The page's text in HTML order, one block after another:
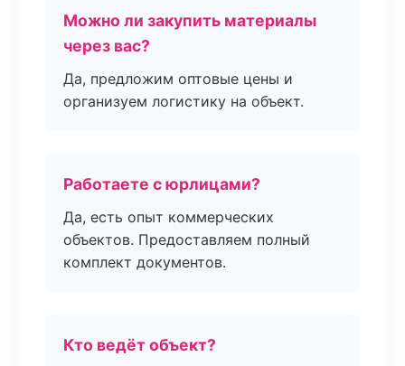
Можно ли закупить материалы
через вас?
Да, предложим оптовые цены и
организуем логистику на объект.
Работаете с юрлицами?
Да, есть опыт коммерческих
объектов. Предоставляем полный
комплект документов.
Кто ведёт объект?